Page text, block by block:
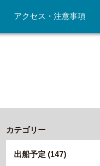
アクセス・注意事項
カテゴリー
出船予定 (147)